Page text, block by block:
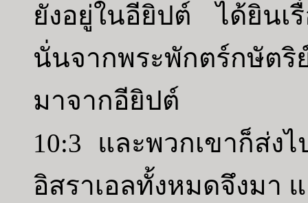
ยังอยู่ในอียิปต์ ได้ยินเ
นั่นจากพระพักตร์กษัต
มาจากอียิปต์
10:3 และพวกเขาก็ส่ง
อิสราเอลทั้งหมดจึงมา